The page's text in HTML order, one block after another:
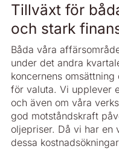
Tillväxt för
och stark
Båda våra
under det andra
koncernens
för valuta. Vi upplever
och även om våra
god motståndskraft
oljepriser. Då vi har en
dessa